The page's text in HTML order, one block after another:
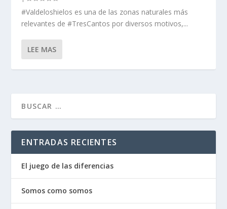
#Valdeloshielos es una de las zonas naturales más
relevantes de #TresCantos por diversos motivos,...
LEE MAS
ENTRADAS RECIENTES
El juego de las diferencias
Somos como somos